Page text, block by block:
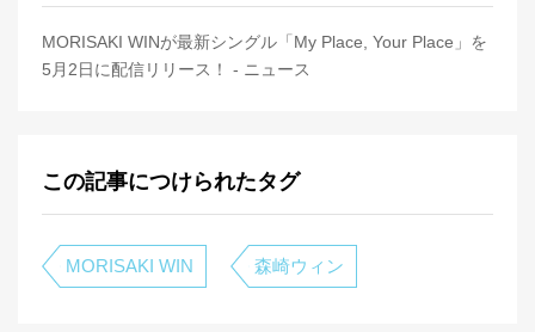
MORISAKI WINが最新シングル「My Place, Your Place」を
5月2日に配信リリース！ - ニュース
この記事につけられたタグ
MORISAKI WIN 森崎ウィン